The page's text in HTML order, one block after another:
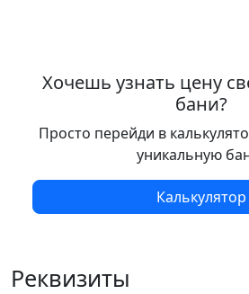
Хочешь узнать цену
бани?
Просто перейди в
уникальную
Калькулятор
Реквизиты